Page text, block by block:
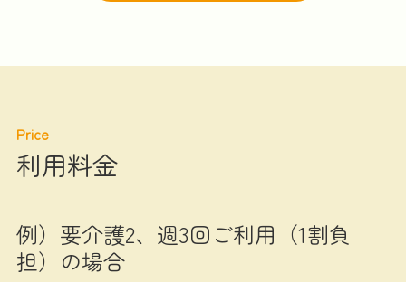
Price
利用料金
例）要介護2、週3回ご利用（1割負
担）の場合